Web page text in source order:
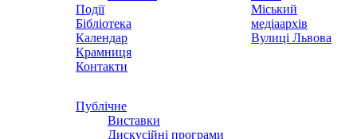
Події
Бібліотека
Календар
Крамниця
Контакти
Міський
медіаархів
Вулиці Львова
Публічне
Виставки
Дискусійні програми